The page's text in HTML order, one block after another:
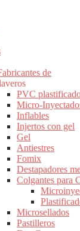
de
PVC
Micro-
Inflables
Injertos con gel
Gel
Antiestres
Fomix
Destapadores
Colgantes para
Microsellados
Pastilleros